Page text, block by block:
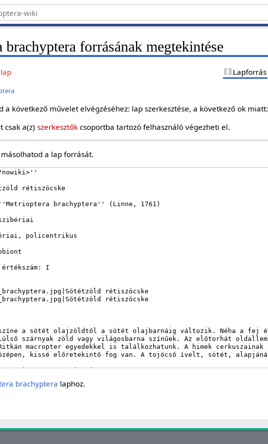
forrásának megtekintése
Lapforrás
a következő művelet elvégzéséhez: lap szerkesztése, a következő ok miatt:
csak a(z)szerkesztők csoportba tartozó felhasználó végezheti el.
a lap forrását.
brachyptera laphoz.